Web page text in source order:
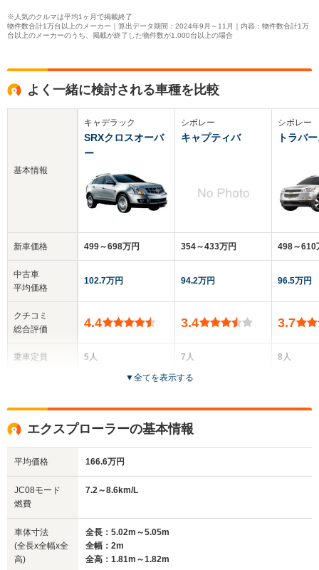
※人気のクルマは平均1ヶ月で掲載終了
物件数合計1万台以上のメーカー｜算出データ期間：2024年9月～11月｜内容：物件数合計1万
台以上のメーカーのうち、掲載が終了した物件数が1,000台以上の場合
よく一緒に検討される車種を比較
基本情報
新車価格
中古車
平均価格
クチコミ
総合評価
乗車定員
サイズ
(全長x全幅x全高)
キャデラック
SRXクロスオーバ
ー
499～698万円
102.7万円
4.4
5人
1.69m
全幅
1.91m
シボレー
キャプティバ
354～433万円
94.2万円
3.4
7人
5ドア
シボレー
トラバ
498～610
96.5万円
3.7
8人
▼全てを表示する
エクスプローラーの基本情報
平均価格 166.6万円
JC08モード
燃費
7.2～8.6km/L
車体寸法
(全長x全幅x全
高)
全長：5.02m～5.05m
全幅：2m
全高：1.81m～1.82m